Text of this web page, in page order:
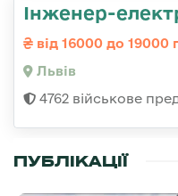
Інженер-
від 16000 до 19000
Львів
4762 військове
ПУБЛІКАЦІЇ